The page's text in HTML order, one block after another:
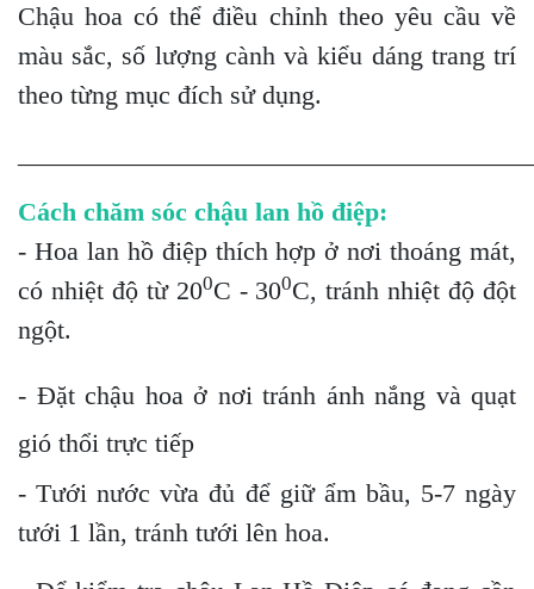
Chậu hoa có thể điều chỉnh theo yêu cầu về
màu sắc, số lượng cành và kiểu dáng trang trí
theo từng mục đích sử dụng.
Cách chăm sóc chậu lan hồ điệp:
- Hoa lan hồ điệp thích hợp ở nơi thoáng mát,
có nhiệt độ từ 200C - 300C, tránh nhiệt độ đột
ngột.
- Đặt chậu hoa ở nơi tránh ánh nắng và quạt
gió thổi trực tiếp
- Tưới nước vừa đủ để giữ ẩm bầu, 5-7 ngày
tưới 1 lần, tránh tưới lên hoa.